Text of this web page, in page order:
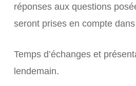
réponses aux questions
seront prises en compte
Temps d’échanges et
lendemain.